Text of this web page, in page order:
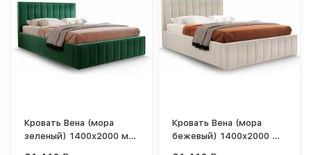
Кровать Вена (мора
зеленый) 1400x2000 мм
Кровать Вена (мора
бежевый) 1400x2000 мм